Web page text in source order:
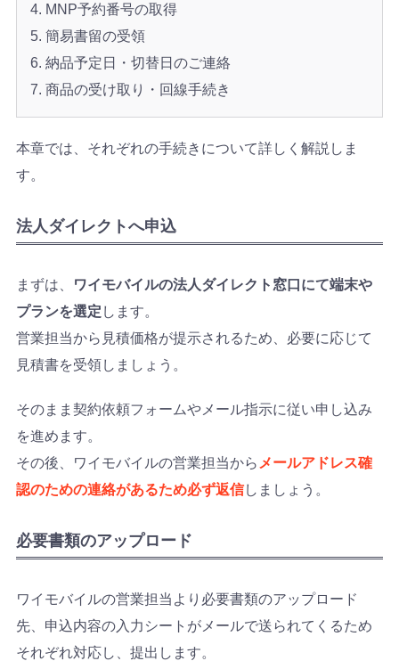
MNP予約番号の取得
簡易書留の受領
納品予定日・切替日のご連絡
商品の受け取り・回線手続き
本章では、それぞれの手続きについて詳しく解説しま
す。
法人ダイレクトへ申込
まずは、
ワイモバイルの法人ダイレクト窓口にて端末や
プランを選定 します。
営業担当から見積価格が提示されるため、必要に応じて
見積書を受領しましょう。
そのまま契約依頼フォームやメール指示に従い申し込み
を進めます。
その後、ワイモバイルの営業担当から メールアドレス確
認のための連絡があるため必ず返信しましょう。
必要書類のアップロード
ワイモバイルの営業担当より必要書類のアップロード
先、申込内容の入力シートがメールで送られてくるため
それぞれ対応し、提出します。